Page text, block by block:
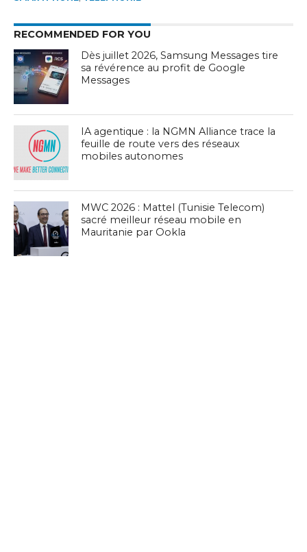
RECOMMENDED FOR YOU
Dès juillet 2026, Samsung Messages tire
sa révérence au profit de Google
Messages
IA agentique : la NGMN Alliance trace la
feuille de route vers des réseaux
mobiles autonomes
MWC 2026 : Mattel (Tunisie Telecom)
sacré meilleur réseau mobile en
Mauritanie par Ookla